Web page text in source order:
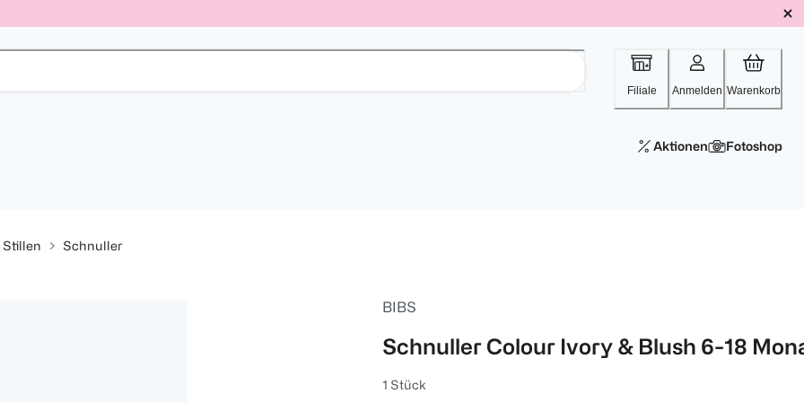
Filiale Anmelden Warenkorb
Aktionen Fotoshop
Stillen Schnuller
BIBS
Schnuller Colour Ivory & Blush 6-18
1 Stück